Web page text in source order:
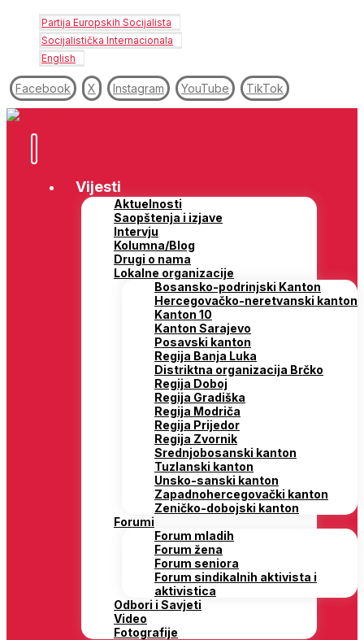
Partija Europskih Socijalista
Socijalistička Internacionala
English
Facebook X Instagram YouTube TikTok
Vijesti
Aktuelnosti
Saopštenja i izjave
Intervju
Kolumna/Blog
Drugi o nama
Lokalne organizacije
Bosansko-podrinjski Kanton
Hercegovačko-neretvanski kanton
Kanton 10
Kanton Sarajevo
Posavski kanton
Regija Banja Luka
Distriktna organizacija Brčko
Regija Doboj
Regija Gradiška
Regija Modriča
Regija Prijedor
Regija Zvornik
Srednjobosanski kanton
Tuzlanski kanton
Unsko-sanski kanton
Zapadnohercegovački kanton
Zeničko-dobojski kanton
Forumi
Forum mladih
Forum žena
Forum seniora
Forum sindikalnih aktivista i
aktivistica
Odbori i Savjeti
Video
Fotografije